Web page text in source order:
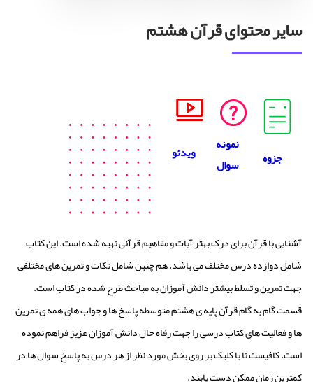
سایر محتوای قرآن هشتم
جزوه
نمونه
سوال
ویدئو
آشنایی با قرآن برای درک بهتر آیات و مفاهیم قرآنی تهیه شده است. این کتاب
شامل دوازده درس مختلف می باشد. هم چنین شامل نکات و تمرین های مختلفی
جهت تمرین و تسلط بیشتر دانش آموزان به مباحث طرح شده در کتاب است.
قسمت گام به گام قرآن پایه ی هشتم متوسطه پاسخ ها و جواب های همه ی تمرین
ها و فعالیت های کتاب درسی را جهت رفاه حال دانش آموزان عزیز فراهم نموده
است. کافیست تا با کلیک بر روی بخش مورد نظر از هر درس به پاسخ سوال ها در
کمترین زمان ممکن دست یابند.